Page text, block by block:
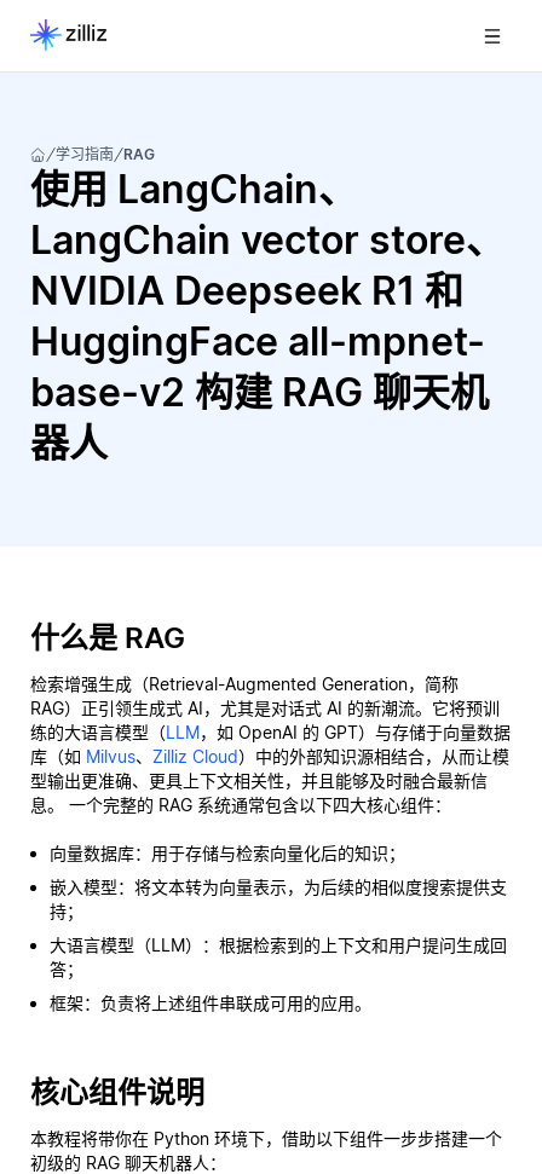
学习指南 RAG
使用 LangChain、
LangChain vector store、
NVIDIA Deepseek R1 和
HuggingFace all-mpnet-
base-v2 构建 RAG 聊天机
器人
什么是 RAG
检索增强生成（Retrieval-Augmented Generation，简称
RAG）正引领生成式 AI，尤其是对话式 AI 的新潮流。它将预训
练的大语言模型（LLM，如 OpenAI 的 GPT）与存储于向量数据
库（如 Milvus、 Zilliz Cloud）中的外部知识源相结合，从而让模
型输出更准确、更具上下文相关性，并且能够及时融合最新信
息。 一个完整的 RAG 系统通常包含以下四大核心组件：
向量数据库：用于存储与检索向量化后的知识；
嵌入模型：将文本转为向量表示，为后续的相似度搜索提供支
持；
大语言模型（LLM）：根据检索到的上下文和用户提问生成回
答；
框架：负责将上述组件串联成可用的应用。
核心组件说明
本教程将带你在 Python 环境下，借助以下组件一步步搭建一个
初级的 RAG 聊天机器人：